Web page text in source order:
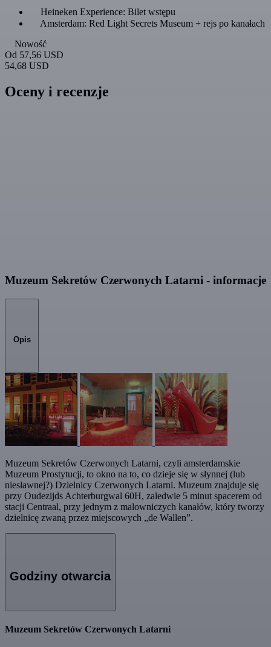
Heineken Experience: Bilet wstępu
Amsterdam: Red Light Secrets Museum + rejs po kanałach
Nowość
Od 57,56 USD
54,68 USD
Oceny i recenzje
Muzeum Sekretów Czerwonych Latarni - informacje
Opis
Muzeum Sekretów Czerwonych Latarni, czyli amsterdamskie
Muzeum Prostytucji, to okno na to, co dzieje się w słynnej (lub
niesławnej?) Dzielnicy Czerwonych Latarni. Muzeum znajduje się
przy Oudezijds Achterburgwal 60H, zaledwie 5 minut spacerem od
stacji Centraal, przy jednym z malowniczych kanałów, który tworzy
dzielnicę zwaną przez miejscowych „de Wallen”.
Godziny otwarcia
Muzeum Sekretów Czerwonych Latarni